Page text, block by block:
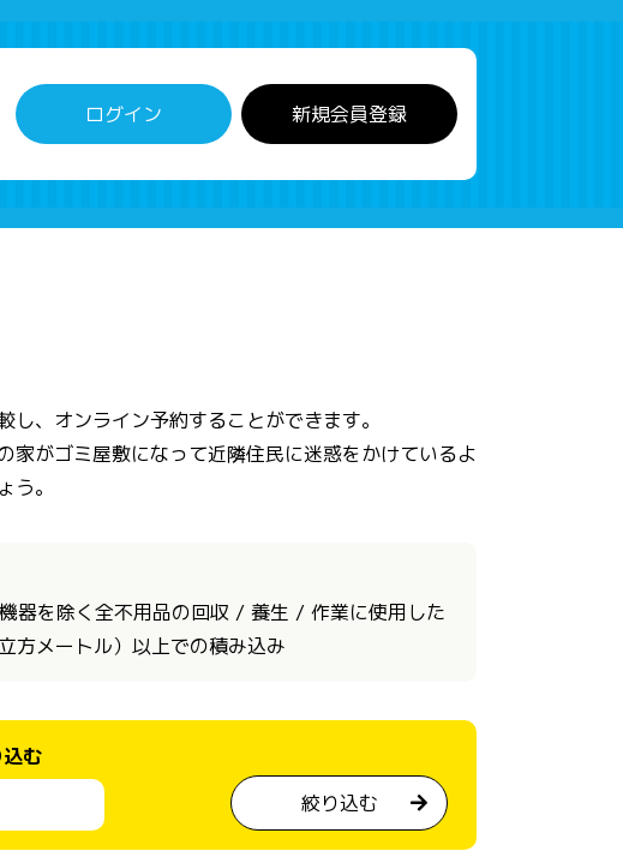
ログイン 新規会員登録
、オンライン予約することができます。
家がゴミ屋敷になって近隣住民に迷惑をかけているよ
。
器を除く全不用品の回収 / 養生 / 作業に使用した
方メートル）以上での積み込み
む
絞り込む